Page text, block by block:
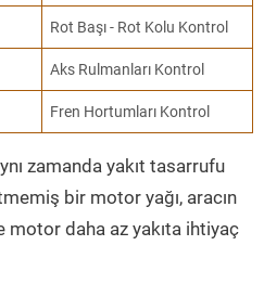
Rot Başı - Rot Kolu Kontrol
Aks Rulmanları Kontrol
Fren Hortumları Kontrol
zamanda yakıt tasarrufu
bir motor yağı, aracın
motor daha az yakıta ihtiyaç